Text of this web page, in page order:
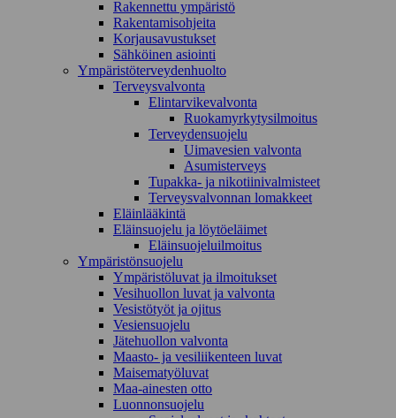
Rakennettu ympäristö
Rakentamisohjeita
Korjausavustukset
Sähköinen asiointi
Ympäristöterveydenhuolto
Terveysvalvonta
Elintarvikevalvonta
Ruokamyrkytysilmoitus
Terveydensuojelu
Uimavesien valvonta
Asumisterveys
Tupakka- ja nikotiinivalmisteet
Terveysvalvonnan lomakkeet
Eläinlääkintä
Eläinsuojelu ja löytöeläimet
Eläinsuojeluilmoitus
Ympäristönsuojelu
Ympäristöluvat ja ilmoitukset
Vesihuollon luvat ja valvonta
Vesistötyöt ja ojitus
Vesiensuojelu
Jätehuollon valvonta
Maasto- ja vesiliikenteen luvat
Maisematyöluvat
Maa-ainesten otto
Luonnonsuojelu